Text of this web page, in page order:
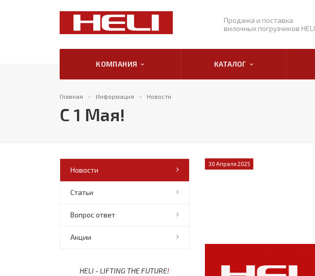
Продажа и поставка
вилочных погрузчиков HELI
КОМПАНИЯ КАТАЛОГ
Главная Информация Новости
С 1 Мая!
Новости
Статьи
Вопрос ответ
Акции
HELI - LIFTING THE FUTURE!
30 Апреля 2025